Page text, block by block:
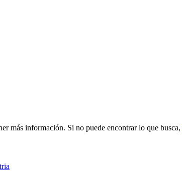
más información. Si no puede encontrar lo que busca,